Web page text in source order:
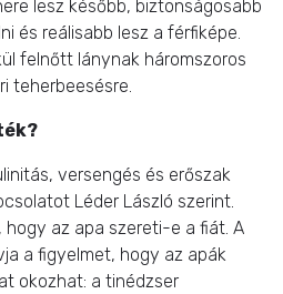
lesz később, biztonságosabb
és reálisabb lesz a férfiképe.
felnőtt lánynak háromszoros
teherbeesésre.
versengés és erőszak
Léder László szerint.
hogy az apa szereti-e a fiát. A
a figyelmet, hogy az apák
okozhat: a tinédzser